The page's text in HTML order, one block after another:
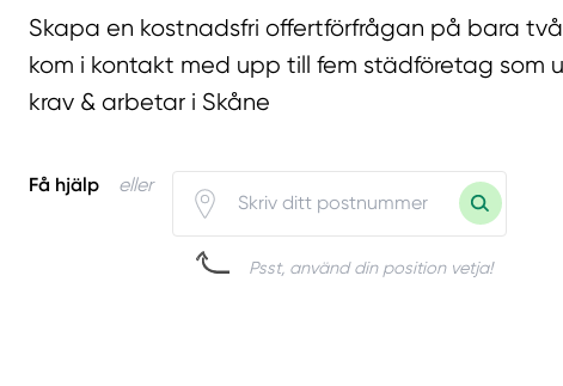
Skapa en kostnadsfri offertförfrågan på bara
kom i kontakt med upp till fem städföretag som
krav & arbetar i Skåne
Få hjälp eller
Psst, använd din position vetja!